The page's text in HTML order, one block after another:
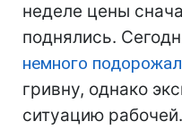
неделе цены
поднялись.
немного подорожал
гривну, однако
ситуацию рабочей.